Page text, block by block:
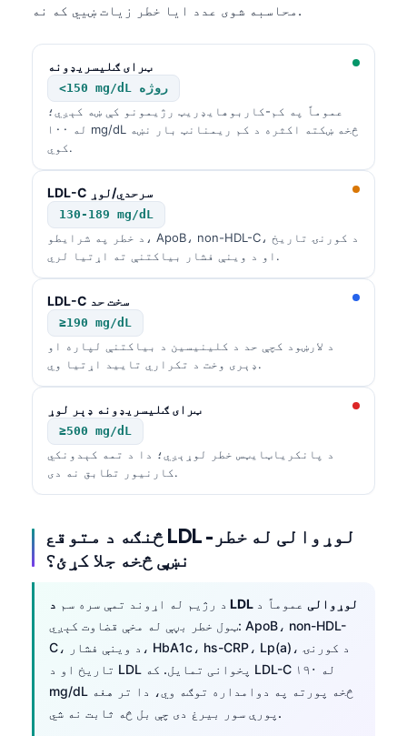
محاسبه شوی عدد ایا خطر زیات ښيي که نه.
ټرای ګلیسریډونه
<150 mg/dL روژه
عموماً په کم-کاربوهایډریټ رژیمونو کې ښه کېږي؛
له ۱۰۰ mg/dL څخه ښکته اکثره د کم ریمنانټ بار نښه
کوي.
LDL-C سرحدي/لوړ
130-189 mg/dL
د خطر په شرایطو، ApoB، non-HDL-C، د کورنۍ تاریخ
او د وینې فشار بیاکتنې ته اړتیا لري.
LDL-C سخت حد
≥190 mg/dL
د لارښود کچې حد د کلینیسین د بیاکتنې لپاره او
ډېری وخت د تکراري تایید اړتیا وي.
ټرای ګلیسریډونه ډېر لوړ
≥500 mg/dL
د پانکریاټایټس خطر لوړېږي؛ دا د تمه کېدونکي
کارنیور تطابق نه دی.
څنګه د متوقع LDL لوړوالی له خطر-
نښې څخه جلا کړئ؟
د رژیم له اړوند تمې سره سم د LDL لوړوالی عموماً د
ټول خطر بڼې له مخې قضاوت کېږي: ApoB، non-HDL-
C، د وینې فشار، HbA1c، hs-CRP، Lp(a)، د کورنۍ
تاریخ او د LDL پخوانی تمایل. که LDL-C له ۱۹۰
mg/dL څخه پورته په دوامداره توګه وي، دا تر هغه
پورې سور بیرغ دی چې بل څه ثابت نه شي.